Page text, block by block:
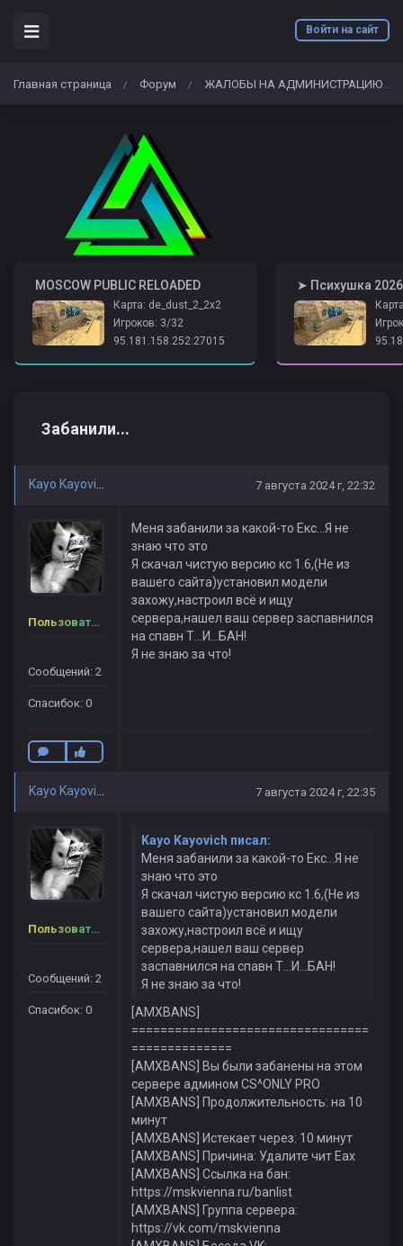
Войти на сайт
Главная страница / Форум / ЖАЛОБЫ НА АДМИНИСТРАЦИЮ
️ MOSCOW PUBLIC RELOADED
Карта: de_dust_2_2x2
Игроков: 3/32
95.181.158.252:27015
Забанили...
7 августа 2024 г, 22:32
Пользователь
Сообщений: 2
Спасибок: 0
Меня забанили за какой-то Екс...Я не
знаю что это
Я скачал чистую версию кс 1.6,(Не из
вашего сайта)установил модели
захожу,настроил всё и ищу
сервера,нашел ваш сервер заспавнился
на спавн Т...И...БАН!
Я не знаю за что!
7 августа 2024 г, 22:35
Пользователь
Сообщений: 2
Спасибок: 0
Kayo Kayovich писал:
Меня забанили за какой-то Екс...Я не
знаю что это
Я скачал чистую версию кс 1.6,(Не из
вашего сайта)установил модели
захожу,настроил всё и ищу
сервера,нашел ваш сервер
заспавнился на спавн Т...И...БАН!
Я не знаю за что!
[AMXBANS]
=================================
==============
[AMXBANS] Вы были забанены на этом
сервере админом CS^ONLY PRO
[AMXBANS] Продолжительность: на 10
минут
[AMXBANS] Истекает через: 10 минут
[AMXBANS] Причина: Удалите чит Eax
[AMXBANS] Ссылка на бан:
https://mskvienna.ru/banlist
[AMXBANS] Группа сервера:
https://vk.com/mskvienna